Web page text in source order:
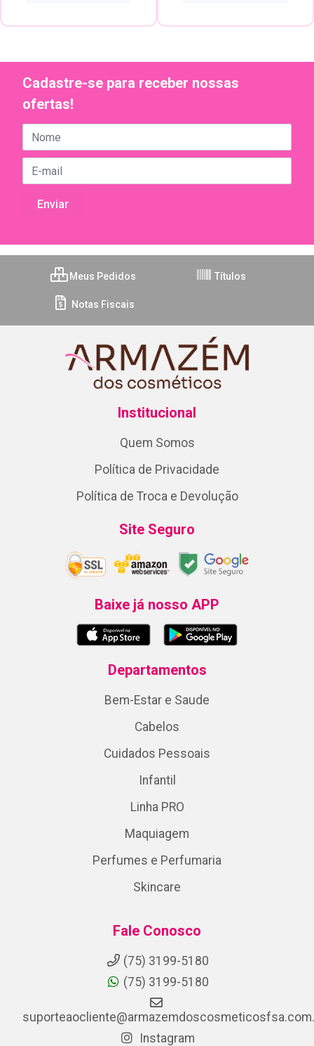
Cadastre-se para receber nossas
ofertas!
Meus Pedidos Títulos
Notas Fiscais
Institucional
Quem Somos
Política de Privacidade
Política de Troca e Devolução
Site Seguro
Baixe já nosso APP
Departamentos
Bem-Estar e Saude
Cabelos
Cuidados Pessoais
Infantil
Linha PRO
Maquiagem
Perfumes e Perfumaria
Skincare
Fale Conosco
(75) 3199-5180
(75) 3199-5180
Instagram